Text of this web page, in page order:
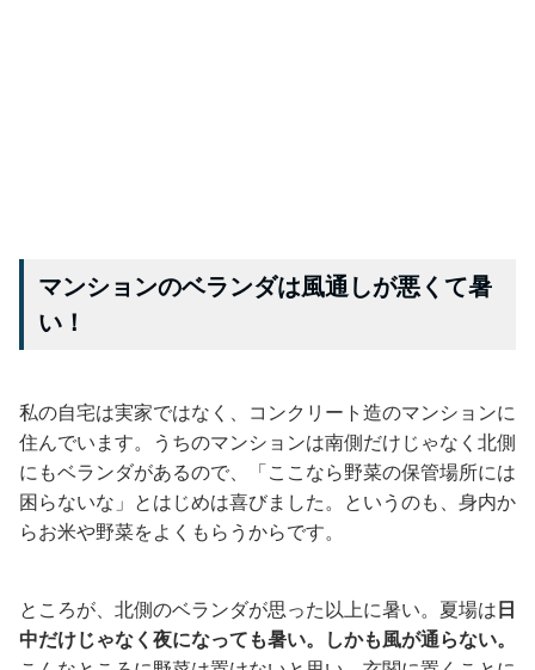
マンションのベランダは風通しが悪くて暑
い！
私の自宅は実家ではなく、コンクリート造のマンションに
住んでいます。うちのマンションは南側だけじゃなく北側
にもベランダがあるので、「ここなら野菜の保管場所には
困らないな」とはじめは喜びました。というのも、身内か
らお米や野菜をよくもらうからです。
ところが、北側のベランダが思った以上に暑い。夏場は 日
中だけじゃなく夜になっても暑い。しかも風が通らない。